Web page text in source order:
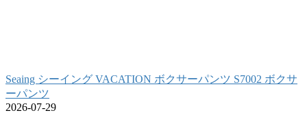
Seaing シーイング VACATION ボクサーパンツ S7002 ボクサ
ーパンツ
2026-07-29